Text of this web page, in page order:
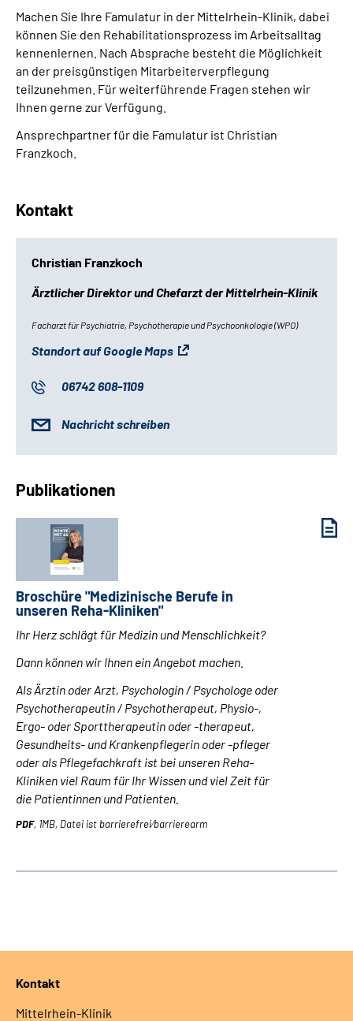
Machen Sie Ihre Famulatur in der Mittelrhein-Klinik, dabei
können Sie den Rehabilitationsprozess im Arbeitsalltag
kennenlernen. Nach Absprache besteht die Möglichkeit
an der preisgünstigen Mitarbeiterverpflegung
teilzunehmen. Für weiterführende Fragen stehen wir
Ihnen gerne zur Verfügung.
Ansprechpartner für die Famulatur ist Christian
Franzkoch.
Kontakt
Christian Franzkoch
Ärztlicher Direktor und Chefarzt der Mittelrhein-Klinik
Facharzt für Psychiatrie, Psychotherapie und Psychoonkologie (WPO)
Standort auf Google Maps
06742 608-1109
Nachricht schreiben
Publikationen
Broschüre "Medizinische Berufe in
unseren Reha-Kliniken"
Ihr Herz schlägt für Medizin und Menschlichkeit?
Dann können wir Ihnen ein Angebot machen.
Als Ärztin oder Arzt, Psychologin / Psychologe oder
Psychotherapeutin / Psychotherapeut, Physio-,
Ergo- oder Sporttherapeutin oder -therapeut,
Gesundheits- und Krankenpflegerin oder -pfleger
oder als Pflegefachkraft ist bei unseren Reha-
Kliniken viel Raum für Ihr Wissen und viel Zeit für
die Patientinnen und Patienten.
PDF, 1MB, Datei ist barrierefrei⁄barrierearm
Kontakt
Mittelrhein-Klinik